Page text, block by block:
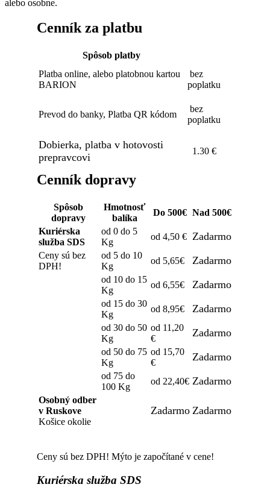
alebo osobne.
Cenník za platbu
Spôsob platby
Platba online, alebo platobnou kartou
BARION
bez
poplatku
Prevod do banky, Platba QR kódom
bez
poplatku
Dobierka, platba v hotovosti
prepravcovi
1.30 €
Cenník dopravy
Spôsob
dopravy
Hmotnosť
balíka
Do 500€ Nad 500€
Kuriérska
služba SDS
od 0 do 5
Kg
od 4,50 € Zadarmo
Ceny sú bez
DPH!
od 5 do 10
Kg
od 5,65€ Zadarmo
od 10 do 15
Kg
od 6,55€ Zadarmo
od 15 do 30
Kg
od 8,95€ Zadarmo
od 30 do 50
Kg
od 11,20
€
Zadarmo
od 50 do 75
Kg
od 15,70
€
Zadarmo
od 75 do
100 Kg
od 22,40€ Zadarmo
Osobný odber
v Ruskove
Košice okolie
Zadarmo Zadarmo
Ceny sú bez DPH! Mýto je započítané v cene!
Kuriérska služba SDS